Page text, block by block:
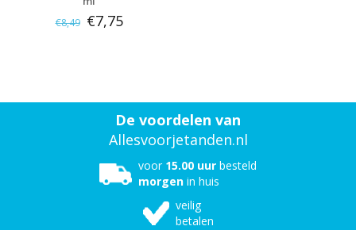
€8,49 €7,75
De voordelen van
Allesvoorjetanden.nl
voor 15.00 uur besteld
morgen in huis
veilig
betalen